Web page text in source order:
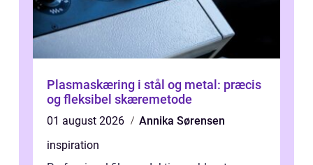
Plasmaskæring i stål og metal: præcis
og fleksibel skæremetode
01 august 2026
Annika Sørensen
inspiration